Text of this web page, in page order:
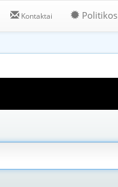
Kontaktai Politikos